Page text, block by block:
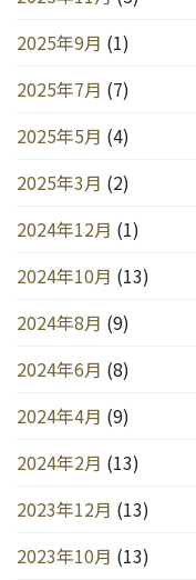
2025年9月 (1)
2025年7月 (7)
2025年5月 (4)
2025年3月 (2)
2024年12月 (1)
2024年10月 (13)
2024年8月 (9)
2024年6月 (8)
2024年4月 (9)
2024年2月 (13)
2023年12月 (13)
2023年10月 (13)